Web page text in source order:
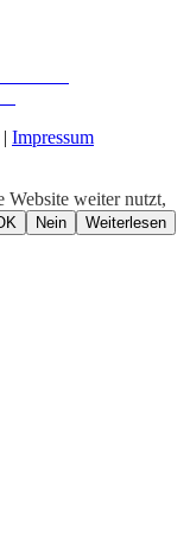
| Impressum
Website weiter nutzt,
Nein Weiterlesen